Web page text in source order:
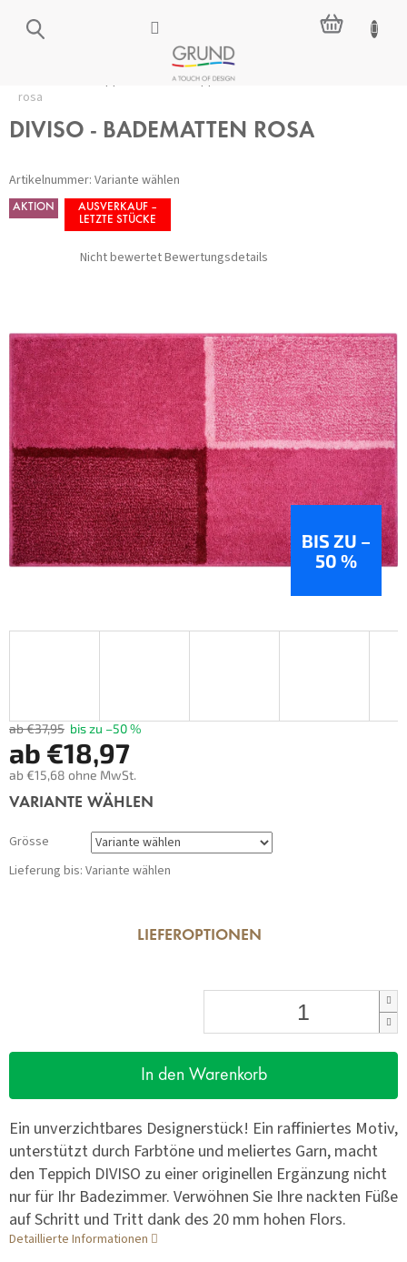
Inhalt
springen
Alle Teppiche
rosa
DIVISO - BADEMATTEN ROSA
Artikelnummer: Variante wählen
AKTION
AUSVERKAUF –
LETZTE STÜCKE
Die
durchschnittliche
Sternen.
Nicht bewertetBewertungsdetails
BIS ZU –
50 %
ab €37,95 bis zu –50 %
ab €18,97
ab €15,68 ohne MwSt.
Verkaufspreis:
VARIANTE WÄHLEN
Grösse
Lieferung bis: Variante wählen
LIEFEROPTIONEN
In den Warenkorb
Ein unverzichtbares Designerstück! Ein raffiniertes Motiv,
unterstützt durch Farbtöne und meliertes Garn, macht
den Teppich DIVISO zu einer originellen Ergänzung nicht
nur für Ihr Badezimmer. Verwöhnen Sie Ihre nackten Füße
auf Schritt und Tritt dank des 20 mm hohen Flors.
Detaillierte Informationen